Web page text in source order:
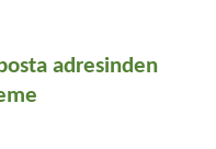
adresinden